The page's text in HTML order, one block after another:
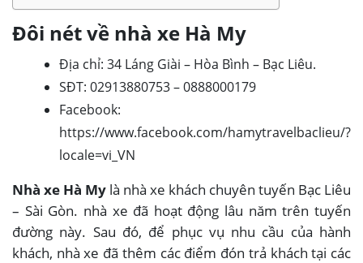
Đôi nét về nhà xe Hà My
Địa chỉ: 34 Láng Giài – Hòa Bình – Bạc Liêu.
SĐT: 02913880753 – 0888000179
Facebook:
https://www.facebook.com/hamytravelbaclieu/?
locale=vi_VN
Nhà xe Hà My là nhà xe khách chuyên tuyến Bạc Liêu
– Sài Gòn. nhà xe đã hoạt động lâu năm trên tuyến
đường này. Sau đó, để phục vụ nhu cầu của hành
khách, nhà xe đã thêm các điểm đón trả khách tại các